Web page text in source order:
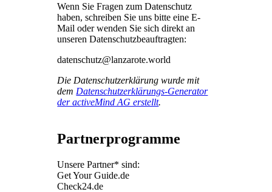
Wenn Sie Fragen zum Datenschutz
haben, schreiben Sie uns bitte eine E-
Mail oder wenden Sie sich direkt an
unseren Datenschutzbeauftragten:
datenschutz@lanzarote.world
Die Datenschutzerklärung wurde mit
dem Datenschutzerklärungs-Generator
der activeMind AG erstellt.
Partnerprogramme
Unsere Partner* sind:
Get Your Guide.de
Check24.de